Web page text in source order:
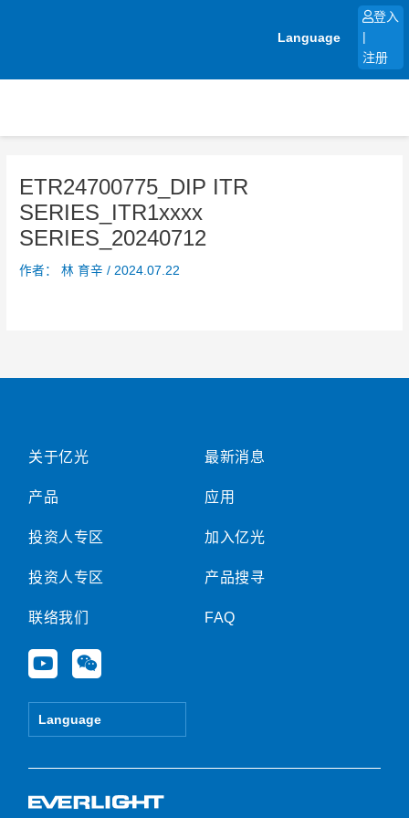
Language
登入
注册
ETR24700775_DIP ITR
SERIES_ITR1xxxx
SERIES_20240712
作者： 林 育辛/ 2024.07.22
关于亿光
产品
投资人专区
投资人专区
联络我们
Y
o
u
e
W
e
i
Language
最新消息
应用
加入亿光
产品搜寻
FAQ